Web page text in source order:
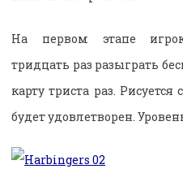
На первом этапе
тридцать раз разыграть
карту триста раз.
будет удовлетворен.